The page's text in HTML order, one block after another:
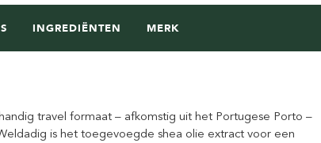
INGREDIËNTEN MERK
travel formaat – afkomstig uit het Portugese Porto –
is het toegevoegde shea olie extract voor een